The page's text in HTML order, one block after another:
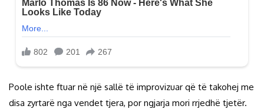
Poole ishte ftuar në një sallë të improvizuar që të takohej me
disa zyrtarë nga vendet tjera, por ngjarja mori rrjedhë tjetër.